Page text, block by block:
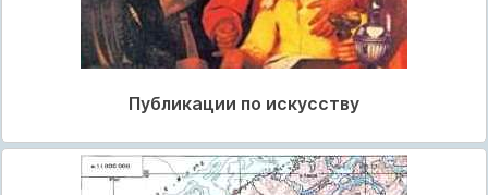
Публикации по искусству